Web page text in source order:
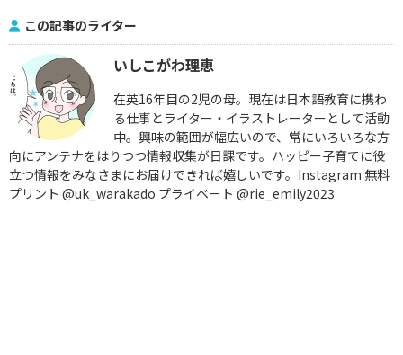
この記事のライター
いしこがわ理恵
在英16年目の2児の母。現在は日本語教育に携わ
る仕事とライター・イラストレーターとして活動
中。興味の範囲が幅広いので、常にいろいろな方
向にアンテナをはりつつ情報収集が日課です。ハッピー子育てに役
立つ情報をみなさまにお届けできれば嬉しいです。Instagram 無料
プリント @uk_warakado プライベート @rie_emily2023